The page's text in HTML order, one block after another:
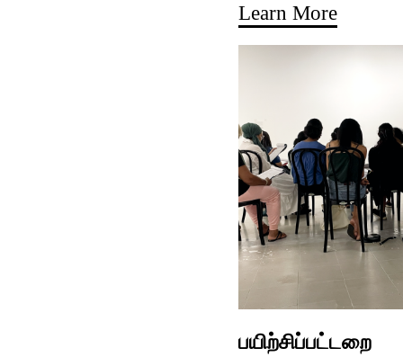
Learn More
பயிற்சிப்பட்டறை